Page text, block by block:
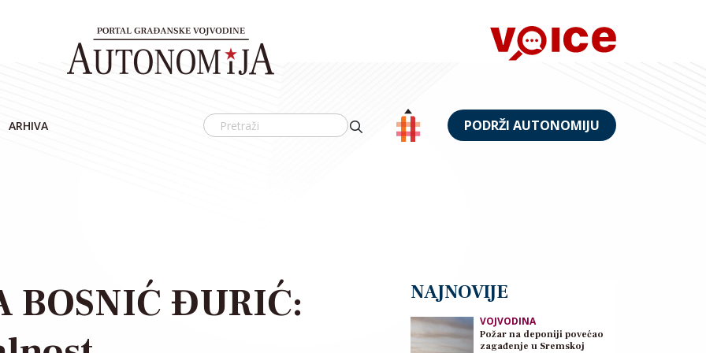
ARHIVA PODRŽI AUTONOMIJU
BOSNIĆ ĐURIĆ:
NAJNOVIJE
VOJVODINA
Požar na deponiji povećao
zagađenje u Sremskoj